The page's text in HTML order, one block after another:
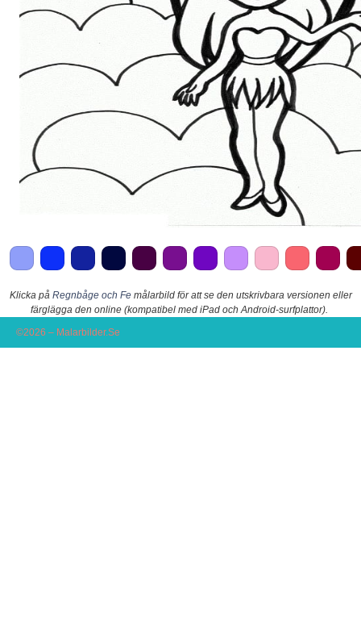
Klicka på Regnbåge och Femålarbild för att se den utskrivbara versionen eller
färglägga den online (kompatibel med iPad och Android-surfplattor).
©2026 – Malarbilder.Se